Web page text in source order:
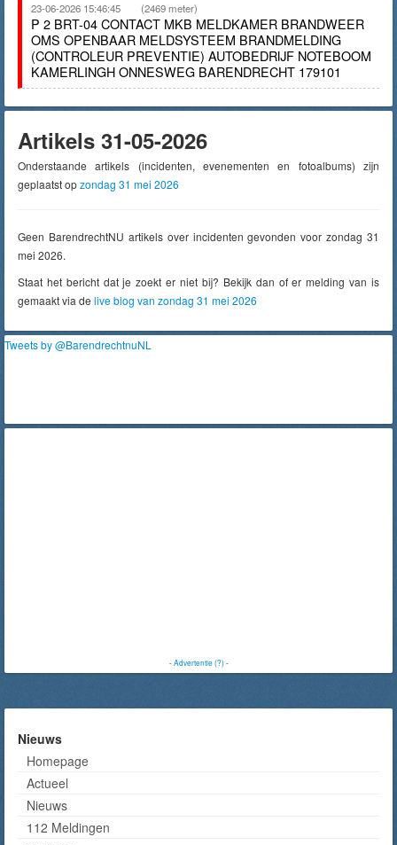
23-06-2026 15:46:45 (2469 meter)
P 2 BRT-04 CONTACT MKB MELDKAMER BRANDWEER
OMS OPENBAAR MELDSYSTEEM BRANDMELDING
(CONTROLEUR PREVENTIE) AUTOBEDRIJF NOTEBOOM
KAMERLINGH ONNESWEG BARENDRECHT 179101
Artikels 31-05-2026
Onderstaande artikels (incidenten, evenementen en fotoalbums) zijn
geplaatst opzondag 31 mei 2026
Geen BarendrechtNU artikels over incidenten gevonden voor zondag 31
mei 2026.
Staat het bericht dat je zoekt er niet bij? Bekijk dan of er melding van is
gemaakt via de live blog van zondag 31 mei 2026
Tweets by @BarendrechtnuNL
-Advertentie (?)-
Nieuws
Homepage
Actueel
Nieuws
112 Meldingen